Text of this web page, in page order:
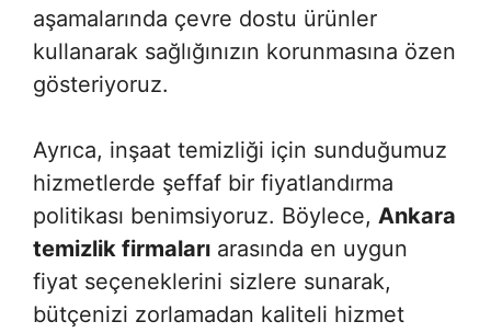
aşamalarında çevre dostu ürünler
kullanarak sağlığınızın korunmasına özen
gösteriyoruz.
Ayrıca, inşaat temizliği için sunduğumuz
hizmetlerde şeffaf bir fiyatlandırma
politikası benimsiyoruz. Böylece, Ankara
temizlik firmaları arasında en uygun
fiyat seçeneklerini sizlere sunarak,
bütçenizi zorlamadan kaliteli hizmet